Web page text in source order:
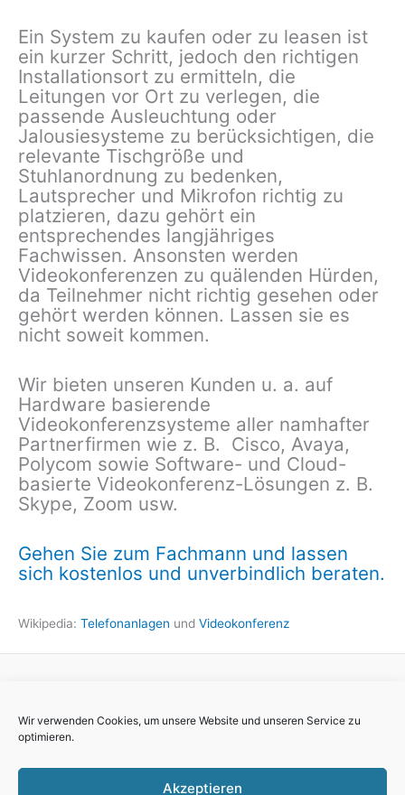
Wir verwenden Cookies, um unsere Website und unseren Service zu
optimieren.
Akzeptieren
Ein System zu kaufen oder zu leasen ist
ein kurzer Schritt, jedoch den richtigen
Installationsort zu ermitteln, die
Leitungen vor Ort zu verlegen, die
passende Ausleuchtung oder
Jalousiesysteme zu berücksichtigen, die
relevante Tischgröße und
Stuhlanordnung zu bedenken,
Lautsprecher und Mikrofon richtig zu
platzieren, dazu gehört ein
entsprechendes langjähriges
Fachwissen. Ansonsten werden
Videokonferenzen zu quälenden Hürden,
da Teilnehmer nicht richtig gesehen oder
gehört werden können. Lassen sie es
nicht soweit kommen.
Wir bieten unseren Kunden u. a. auf
Hardware basierende
Videokonferenzsysteme aller namhafter
Partnerfirmen wie z. B. Cisco, Avaya,
Polycom sowie Software- und Cloud-
basierte Videokonferenz-Lösungen z. B.
Skype, Zoom usw.
Gehen Sie zum Fachmann und lassen
sich kostenlos und unverbindlich beraten.
Wikipedia: Telefonanlagen und Videokonferenz
Datenschutzerklärung